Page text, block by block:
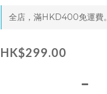
全店，滿HKD400免運費。
HK$299.00